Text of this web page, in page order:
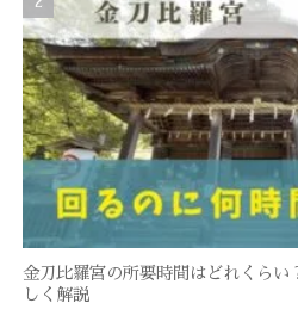
金刀比羅宮の所要時間はどれくらい
しく解説